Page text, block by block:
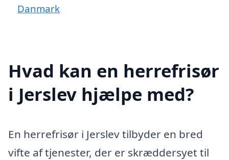
Danmark
Hvad kan en herrefrisør
i Jerslev hjælpe med?
En herrefrisør i Jerslev tilbyder en bred
vifte af tjenester, der er skræddersyet til